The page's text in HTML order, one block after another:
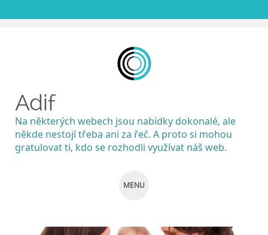
Adif
Na některých webech jsou nabídky dokonalé, ale
někde nestojí třeba ani za řeč. A proto si mohou
gratulovat ti, kdo se rozhodli využívat náš web.
MENU